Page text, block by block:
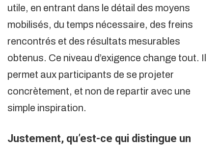
utile, en entrant dans le détail des moyens
mobilisés, du temps nécessaire, des freins
rencontrés et des résultats mesurables
obtenus. Ce niveau d’exigence change tout. Il
permet aux participants de se projeter
concrètement, et non de repartir avec une
simple inspiration.
Justement, qu’est-ce qui distingue un